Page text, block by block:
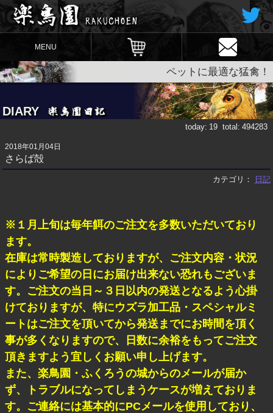
MENU
ペットに最適な猛禽！
DIARY
today: 19 total: 494283
2018年01月04日
さらば殻
カテゴリ： 日記
※１月上旬は毎年餌のご注文を多数いただいており
ます。
在庫は常時製造しておりますが、ご注文内容・状況
によりご希望の日にお届け出来ない恐れもございま
す。ご注文の当日～３日以内の発送となるよう心掛
けておりますが、特にウズラ加工品・スペシャルミ
ートはご注文を頂いてから発送までにお時間を頂く
事が多くなりますので、日数に余裕をもってご注文
頂きますよう宜しくお願い申し上げます。
また、楽鳥園・ふくろうの城からのメールが届か
ず、トラブルになってしまうケースが増えておりま
す。ご連絡には基本的にPCメールを使用しており、